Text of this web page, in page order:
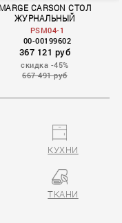
MARGE CARSON СТОЛ
ЖУРНАЛЬНЫЙ
PSM04-1
00-00199602
367 121 руб
скидка -45%
667 491 руб
КУХНИ
ТКАНИ